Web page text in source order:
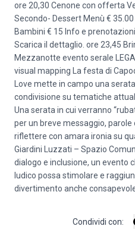
ore 20,30 Cenone con offerta
Secondo- Dessert Menù €
Bambini € 15 Info e
Scarica il dettaglio. ore 23,45
Mezzanotte evento serale
visual mapping La festa di
Love mette in campo una
condivisione su tematiche
Una serata in cui verranno
per un breve messaggio,
riflettere con amara ironia su
Giardini Luzzati – Spazio
dialogo e inclusione, un evento
ludico possa stimolare e
divertimento anche
Condividi con: